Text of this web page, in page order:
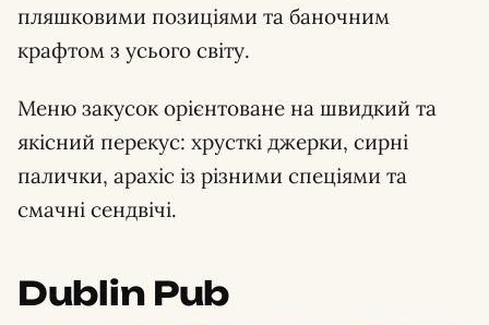
пляшковими позиціями та баночним
крафтом з усього світу.
Меню закусок орієнтоване на швидкий та
якісний перекус: хрусткі джерки, сирні
палички, арахіс із різними спеціями та
смачні сендвічі.
Dublin Pub